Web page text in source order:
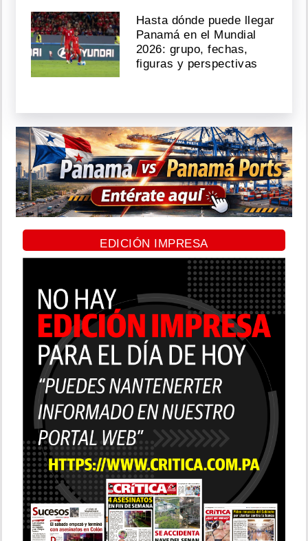
Hasta dónde puede llegar
Panamá en el Mundial
2026: grupo, fechas,
figuras y perspectivas
EDICIÓN IMPRESA